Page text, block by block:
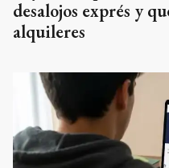
desalojos exprés y
alquileres